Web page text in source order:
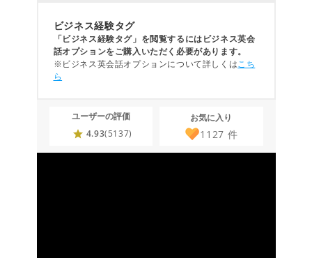
ビジネス経験タグ
「ビジネス経験タグ」を閲覧するにはビジネス英会
話オプションをご購入いただく必要があります。
※ビジネス英会話オプションについて詳しくはこち
ら
ユーザーの評価
4.93(5137)
お気に入り
1127 件